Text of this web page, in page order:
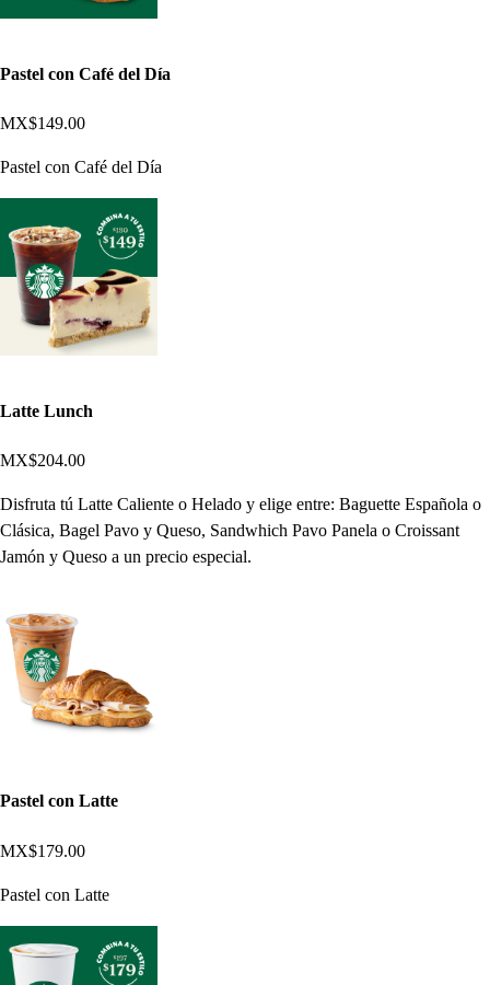
Pastel con Café del Día
MX$149.00
Pastel con Café del Día
Latte Lunch
MX$204.00
Disfruta tú Latte Caliente o Helado y elige entre: Baguette Española o
Clásica, Bagel Pavo y Queso, Sandwhich Pavo Panela o Croissant
Jamón y Queso a un precio especial.
Pastel con Latte
MX$179.00
Pastel con Latte